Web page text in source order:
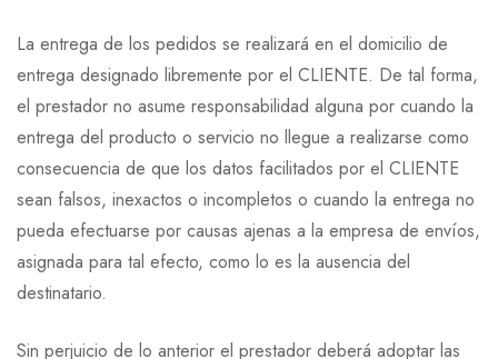
La entrega de los pedidos se realizará en el domicilio de
entrega designado libremente por el CLIENTE. De tal forma,
el prestador no asume responsabilidad alguna por cuando la
entrega del producto o servicio no llegue a realizarse como
consecuencia de que los datos facilitados por el CLIENTE
sean falsos, inexactos o incompletos o cuando la entrega no
pueda efectuarse por causas ajenas a la empresa de envíos,
asignada para tal efecto, como lo es la ausencia del
destinatario.
Sin perjuicio de lo anterior el prestador deberá adoptar las